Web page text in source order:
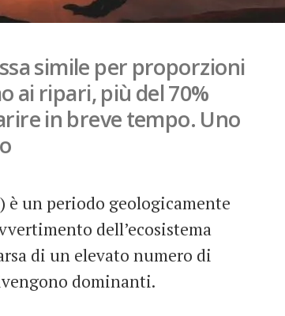
simile per proporzioni
ai ripari, più del 70%
in breve tempo. Uno
) è un periodo geologicamente
dell’ecosistema
di un elevato numero di
dominanti.